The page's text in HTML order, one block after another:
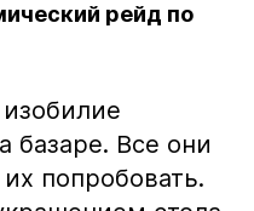
рейд по
базаре. Все они
попробовать.